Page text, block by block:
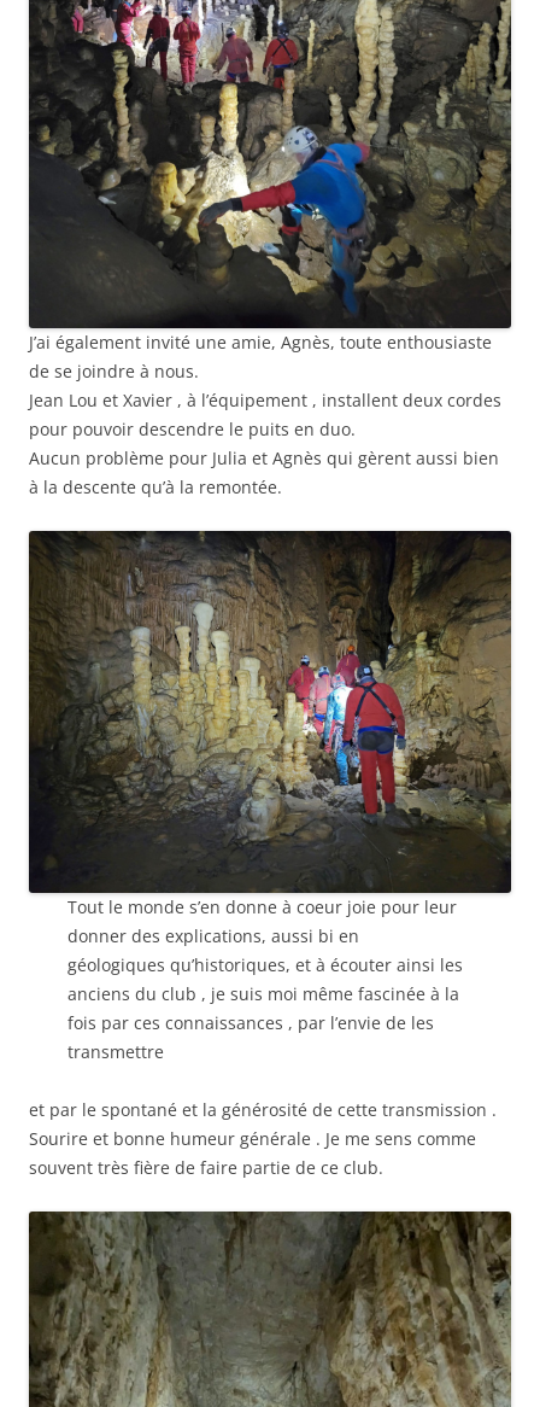
J’ai également invité une amie, Agnès, toute enthousiaste
de se joindre à nous.
Jean Lou et Xavier , à l’équipement , installent deux cordes
pour pouvoir descendre le puits en duo.
Aucun problème pour Julia et Agnès qui gèrent aussi bien
à la descente qu’à la remontée.
Tout le monde s’en donne à coeur joie pour leur
donner des explications, aussi bi en
géologiques qu’historiques, et à écouter ainsi les
anciens du club , je suis moi même fascinée à la
fois par ces connaissances , par l’envie de les
transmettre
et par le spontané et la générosité de cette transmission .
Sourire et bonne humeur générale . Je me sens comme
souvent très fière de faire partie de ce club.